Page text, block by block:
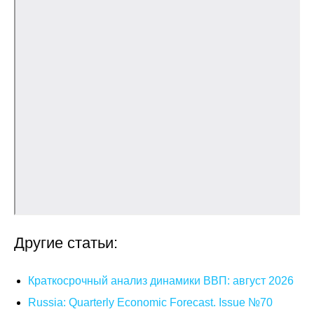
Образование и карьера
Другие статьи:
Краткосрочный анализ динамики ВВП: август 2026
Russia: Quarterly Economic Forecast. Issue №70